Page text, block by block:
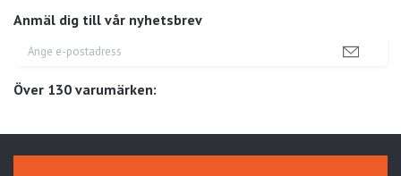
Anmäl dig till vår nyhetsbrev
Över 130 varumärken: